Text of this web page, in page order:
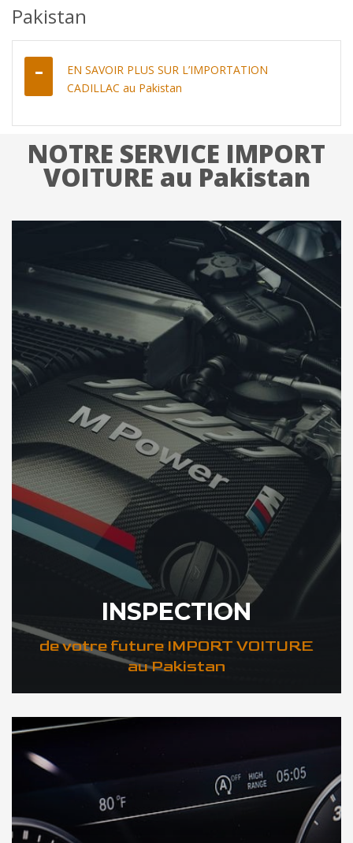
Pakistan
EN SAVOIR PLUS SUR L’IMPORTATION
CADILLAC au Pakistan
NOTRE SERVICE IMPORT
VOITURE au Pakistan
INSPECTION
de votre future IMPORT VOITURE
au Pakistan
DÉCOUVREZ VOTRE INSPECTION AUTO au Pakistan